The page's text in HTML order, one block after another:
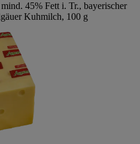
45% Fett i. Tr., bayerischer
Kuhmilch, 100 g